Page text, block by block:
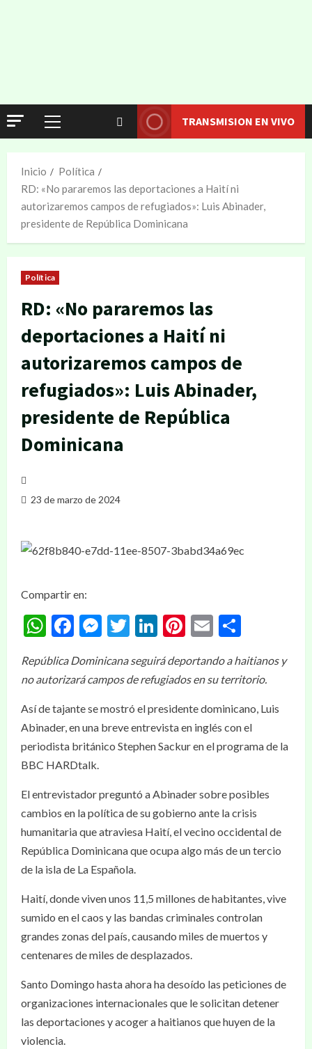
TRANSMISION EN VIVO
Inicio
Política
RD: «No pararemos las deportaciones a Haití ni
autorizaremos campos de refugiados»: Luis Abinader,
presidente de República Dominicana
Política
RD: «No pararemos las
deportaciones a Haití ni
autorizaremos campos de
refugiados»: Luis Abinader,
presidente de República
Dominicana
23 de marzo de 2024
Compartir en:
WhatsApp
Facebook
Messenger
Twitter
LinkedIn
Pinterest
Email
República Dominicana seguirá deportando a haitianos y
no autorizará campos de refugiados en su territorio.
Así de tajante se mostró el presidente dominicano, Luis
Abinader, en una breve entrevista en inglés con el
periodista británico Stephen Sackur en el programa de la
BBC HARDtalk.
El entrevistador preguntó a Abinader sobre posibles
cambios en la política de su gobierno ante la crisis
humanitaria que atraviesa Haití, el vecino occidental de
República Dominicana que ocupa algo más de un tercio
de la isla de La Española.
Haití, donde viven unos 11,5 millones de habitantes, vive
sumido en el caos y las bandas criminales controlan
grandes zonas del país, causando miles de muertos y
centenares de miles de desplazados.
Santo Domingo hasta ahora ha desoído las peticiones de
organizaciones internacionales que le solicitan detener
las deportaciones y acoger a haitianos que huyen de la
violencia.